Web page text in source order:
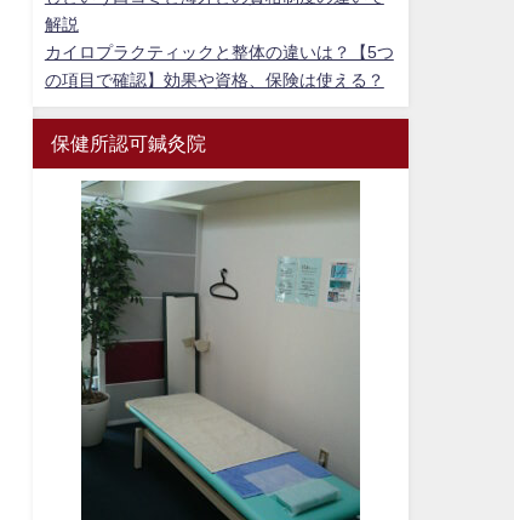
解説
カイロプラクティックと整体の違いは？【5つ
の項目で確認】効果や資格、保険は使える？
保健所認可鍼灸院